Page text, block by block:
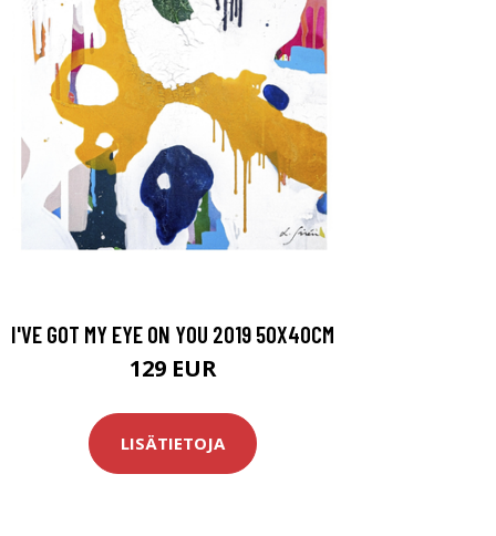
I'VE GOT MY EYE ON YOU 2019 50X40CM
129 EUR
LISÄTIETOJA